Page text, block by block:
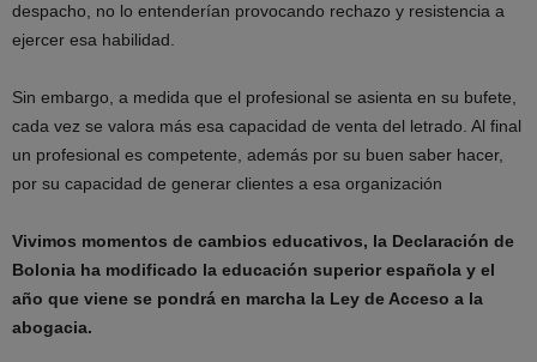
despacho, no lo entenderían provocando rechazo y resistencia a
ejercer esa habilidad.
Sin embargo, a medida que el profesional se asienta en su bufete,
cada vez se valora más esa capacidad de venta del letrado. Al final
un profesional es competente, además por su buen saber hacer,
por su capacidad de generar clientes a esa organización
Vivimos momentos de cambios educativos, la Declaración de
Bolonia ha modificado la educación superior española y el
año que viene se pondrá en marcha la Ley de Acceso a la
abogacia.